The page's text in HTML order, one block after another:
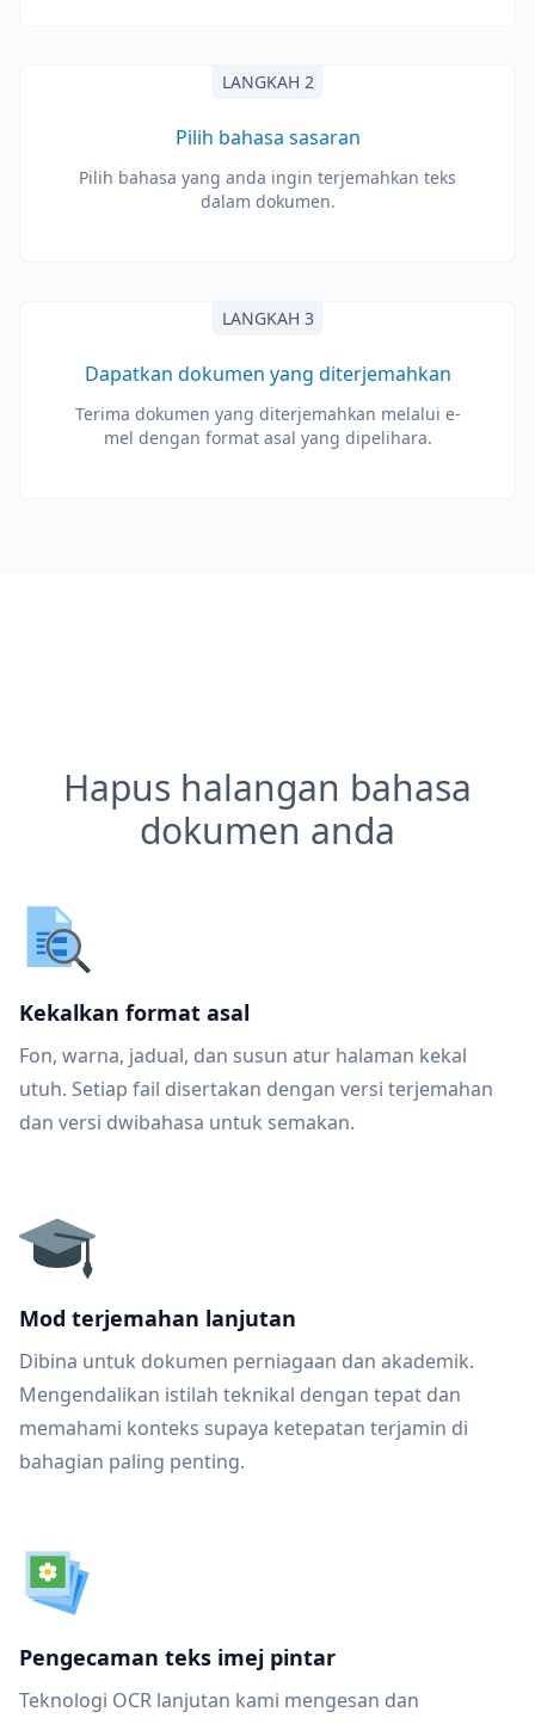
LANGKAH 2
Pilih bahasa sasaran
Pilih bahasa yang anda ingin terjemahkan teks
dalam dokumen.
LANGKAH 3
Dapatkan dokumen yang diterjemahkan
Terima dokumen yang diterjemahkan melalui e-
mel dengan format asal yang dipelihara.
Hapus halangan bahasa
dokumen anda
Kekalkan format asal
Fon, warna, jadual, dan susun atur halaman kekal
utuh. Setiap fail disertakan dengan versi terjemahan
dan versi dwibahasa untuk semakan.
Mod terjemahan lanjutan
Dibina untuk dokumen perniagaan dan akademik.
Mengendalikan istilah teknikal dengan tepat dan
memahami konteks supaya ketepatan terjamin di
bahagian paling penting.
Pengecaman teks imej pintar
Teknologi OCR lanjutan kami mengesan dan